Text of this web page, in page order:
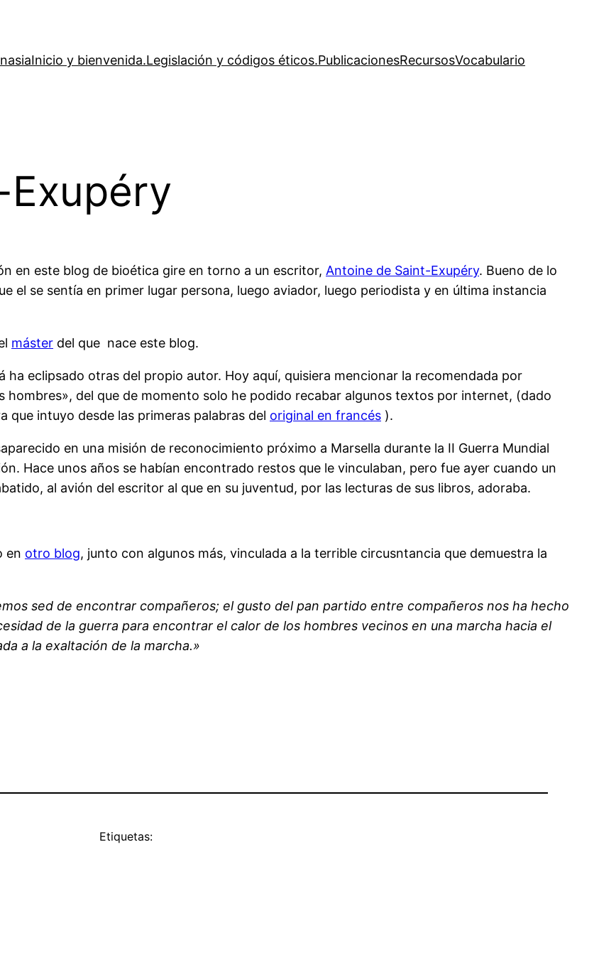
Inicio y bienvenida.Legislación y códigos éticos.PublicacionesRecursosVocabulario
en este blog de bioética gire en torno a un escritor, Antoine de Saint-Exupéry. Bueno de lo
el se sentía en primer lugar persona, luego aviador, luego periodista y en última instancia
máster del que nace este blog.
ha eclipsado otras del propio autor. Hoy aquí, quisiera mencionar la recomendada por
hombres», del que de momento solo he podido recabar algunos textos por internet, (dado
que intuyo desde las primeras palabras del original en francés ).
en una misión de reconocimiento próximo a Marsella durante la II Guerra Mundial
Hace unos años se habían encontrado restos que le vinculaban, pero fue ayer cuando un
al avión del escritor al que en su juventud, por las lecturas de sus libros, adoraba.
en otro blog, junto con algunos más, vinculada a la terrible circusntancia que demuestra la
sed de encontrar compañeros; el gusto del pan partido entre compañeros nos ha hecho
de la guerra para encontrar el calor de los hombres vecinos en una marcha hacia el
a la exaltación de la marcha.»
Etiquetas: